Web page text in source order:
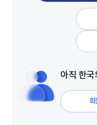
아직 한
회